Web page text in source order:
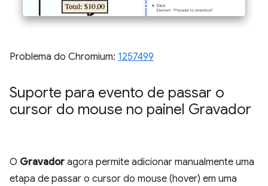
Problema do Chromium: 1257499
Suporte para evento de passar o
cursor do mouse no painel Gravador
O Gravador agora permite adicionar manualmente uma
etapa de passar o cursor do mouse (hover) em uma